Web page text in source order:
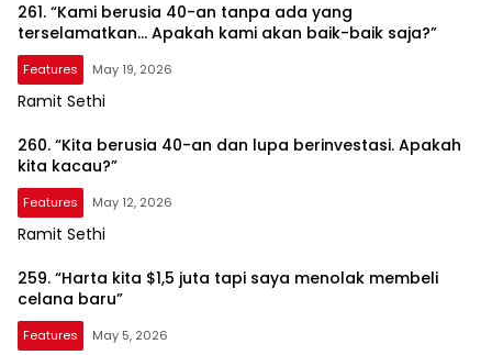
261. “Kami berusia 40-an tanpa ada yang
terselamatkan… Apakah kami akan baik-baik saja?”
Features May 19, 2026
Ramit Sethi
260. “Kita berusia 40-an dan lupa berinvestasi. Apakah
kita kacau?”
Features May 12, 2026
Ramit Sethi
259. “Harta kita $1,5 juta tapi saya menolak membeli
celana baru”
Features May 5, 2026